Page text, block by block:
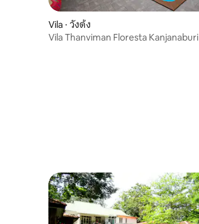
Vila ⋅ วังด้ง
Vila Thanviman Floresta Kanjanaburi